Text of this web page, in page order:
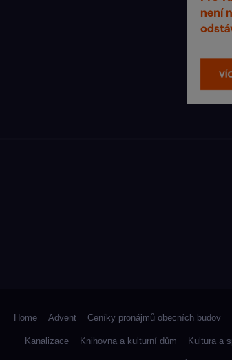
Home Advent Ceníky pronájmů obecních budov
Kanalizace Knihovna a kulturní dům Kultura a